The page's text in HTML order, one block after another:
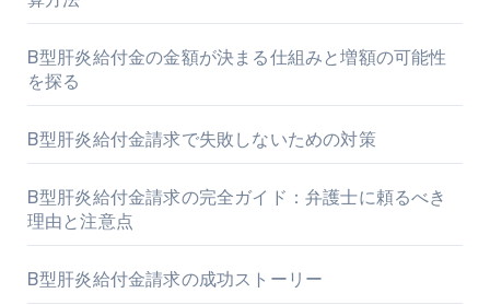
B型肝炎給付金の金額が決まる仕組みと増額の可能性
を探る
B型肝炎給付金請求で失敗しないための対策
B型肝炎給付金請求の完全ガイド：弁護士に頼るべき
理由と注意点
B型肝炎給付金請求の成功ストーリー